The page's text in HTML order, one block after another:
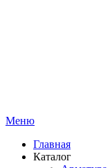
Меню
Главная
Каталог